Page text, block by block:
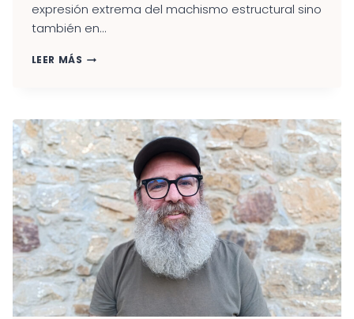
expresión extrema del machismo estructural sino
también en...
LEER MÁS NI
DE
INVERSIÓN:
SON
NECESARIOS
NUEVOS
RELATOS
PROPIOS
DEL
EMPRENDIMIENTO
FEMENINO